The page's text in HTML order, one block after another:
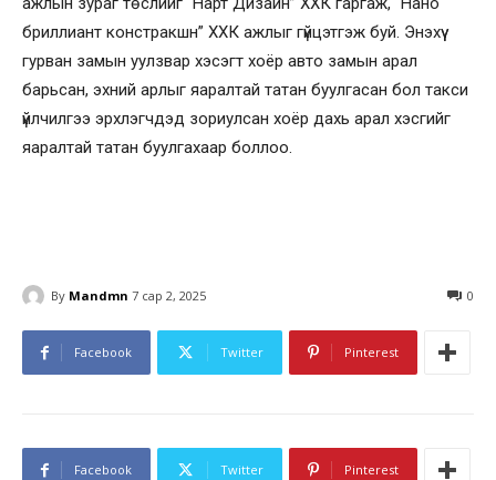
бриллиант констракшн” ХХК ажлыг гүйцэтгэж буй. Энэхүү
гурван замын уулзвар хэсэгт хоёр авто замын арал
барьсан, эхний арлыг яаралтай татан буулгасан бол такси
үйлчилгээ эрхлэгчдэд зориулсан хоёр дахь арал хэсгийг
яаралтай татан буулгахаар боллоо.
By Mandmn 7 сар 2, 2025 0
Facebook Twitter Pinterest
Facebook Twitter Pinterest